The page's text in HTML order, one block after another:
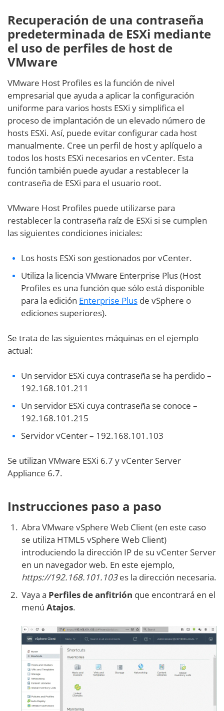
Recuperación de una contraseña
predeterminada de ESXi mediante
el uso de perfiles de host de
VMware
VMware Host Profiles es la función de nivel
empresarial que ayuda a aplicar la configuración
uniforme para varios hosts ESXi y simplifica el
proceso de implantación de un elevado número de
hosts ESXi. Así, puede evitar configurar cada host
manualmente. Cree un perfil de host y aplíquelo a
todos los hosts ESXi necesarios en vCenter. Esta
función también puede ayudar a restablecer la
contraseña de ESXi para el usuario root.
VMware Host Profiles puede utilizarse para
restablecer la contraseña raíz de ESXi si se cumplen
las siguientes condiciones iniciales:
Los hosts ESXi son gestionados por vCenter.
Utiliza la licencia VMware Enterprise Plus (Host
Profiles es una función que sólo está disponible
para la edición Enterprise Plus de vSphere o
ediciones superiores).
Se trata de las siguientes máquinas en el ejemplo
actual:
Un servidor ESXi cuya contraseña se ha perdido –
192.168.101.211
Un servidor ESXi cuya contraseña se conoce –
192.168.101.215
Servidor vCenter – 192.168.101.103
Se utilizan VMware ESXi 6.7 y vCenter Server
Appliance 6.7.
Instrucciones paso a paso
Abra VMware vSphere Web Client (en este caso
se utiliza HTML5 vSphere Web Client)
introduciendo la dirección IP de su vCenter Server
en un navegador web. En este ejemplo,
https://192.168.101.103es la dirección necesaria.
Vaya a Perfiles de anfitrión que encontrará en el
menú Atajos.